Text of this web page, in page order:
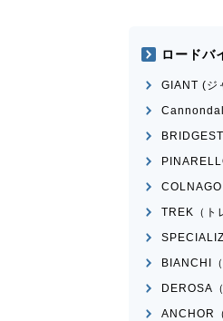
ロードバ
GIANT (ジ
COLNAGO
TREK（ト
BIANCHI
DEROSA
ANCHOR